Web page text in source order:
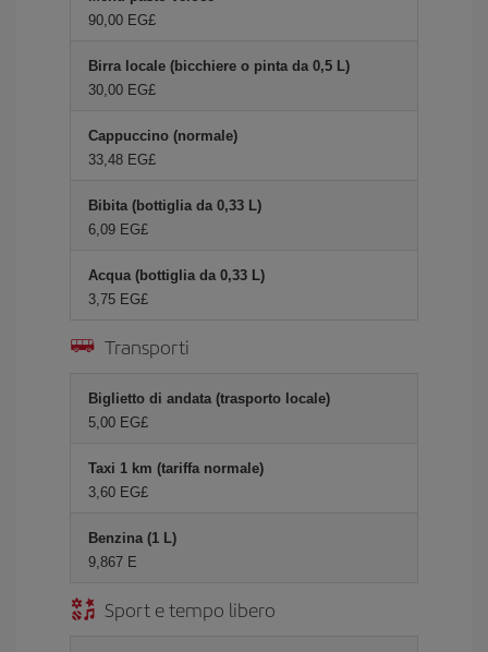
90,00 EG£
Birra locale (bicchiere o pinta da 0,5 L)
30,00 EG£
Cappuccino (normale)
33,48 EG£
Bibita (bottiglia da 0,33 L)
6,09 EG£
Acqua (bottiglia da 0,33 L)
3,75 EG£
Transporti
Biglietto di andata (trasporto locale)
5,00 EG£
Taxi 1 km (tariffa normale)
3,60 EG£
Benzina (1 L)
9,867 E
Sport e tempo libero